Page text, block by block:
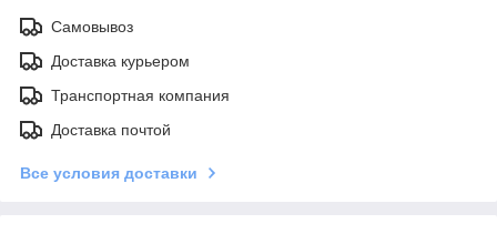
Самовывоз
Доставка курьером
Транспортная компания
Доставка почтой
Все условия доставки